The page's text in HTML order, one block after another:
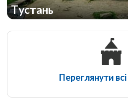
Тустань
Переглянути